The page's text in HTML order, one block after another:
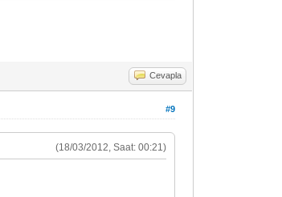
Cevapla
#9
(18/03/2012, Saat: 00:21)